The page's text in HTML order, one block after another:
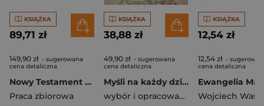
KSIĄŻKA
89,71 zł
149,90 zł - sugerowana
cena detaliczna
Nowy Testament z paginatorami (160 x 220) tłoczenie srebrne
Praca zbiorowa
KSIĄŻKA
38,88 zł
49,90 zł - sugerowana
cena detaliczna
Myśli na każdy dzień
wybór i opracowanie Aleksandra Iwanowska
KSIĄŻKA
12,54 zł
12,54 zł -
cena detaliczna
Ewangelia
Wojciech